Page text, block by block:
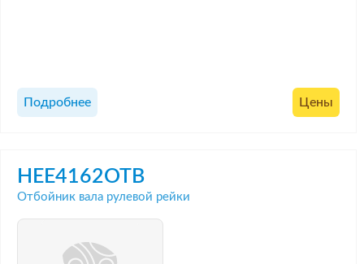
Подробнее Цены
HEE4162OTB
Отбойник вала рулевой рейки